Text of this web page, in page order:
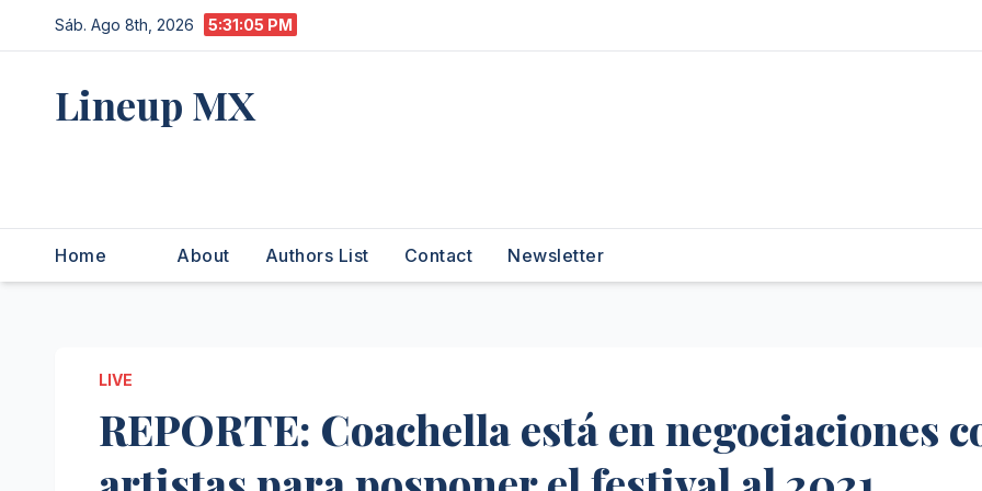
al
Sáb. Ago 8th, 2026 5:31:06 PM
Lineup MX
Home About Authors List Contact Newsletter
LIVE
REPORTE: Coachella está en negociaciones